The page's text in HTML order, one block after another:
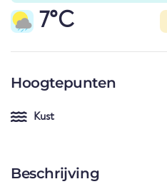
7°C
Hoogtepunten
Kust
Beschrijving